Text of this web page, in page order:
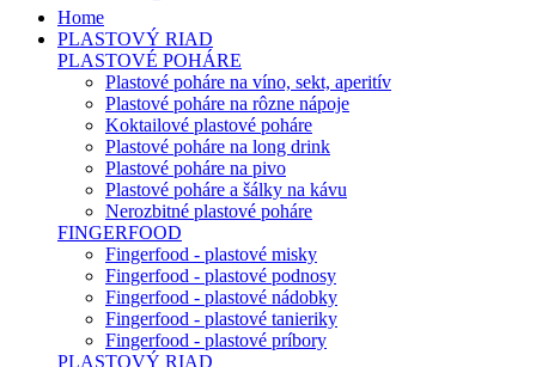
Home
PLASTOVÝ RIAD
PLASTOVÉ POHÁRE
Plastové poháre na víno, sekt, aperitív
Plastové poháre na rôzne nápoje
Koktailové plastové poháre
Plastové poháre na long drink
Plastové poháre na pivo
Plastové poháre a šálky na kávu
Nerozbitné plastové poháre
FINGERFOOD
Fingerfood - plastové misky
Fingerfood - plastové podnosy
Fingerfood - plastové nádobky
Fingerfood - plastové tanieriky
Fingerfood - plastové príbory
PLASTOVÝ RIAD